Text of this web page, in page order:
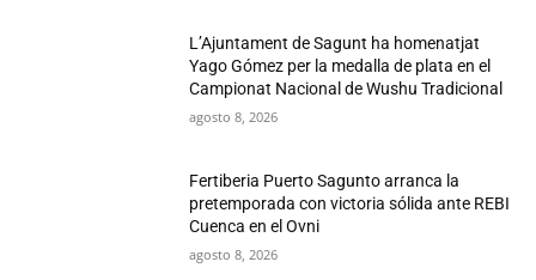
L’Ajuntament de Sagunt ha homenatjat
Yago Gómez per la medalla de plata en el
Campionat Nacional de Wushu Tradicional
agosto 8, 2026
Fertiberia Puerto Sagunto arranca la
pretemporada con victoria sólida ante REBI
Cuenca en el Ovni
agosto 8, 2026